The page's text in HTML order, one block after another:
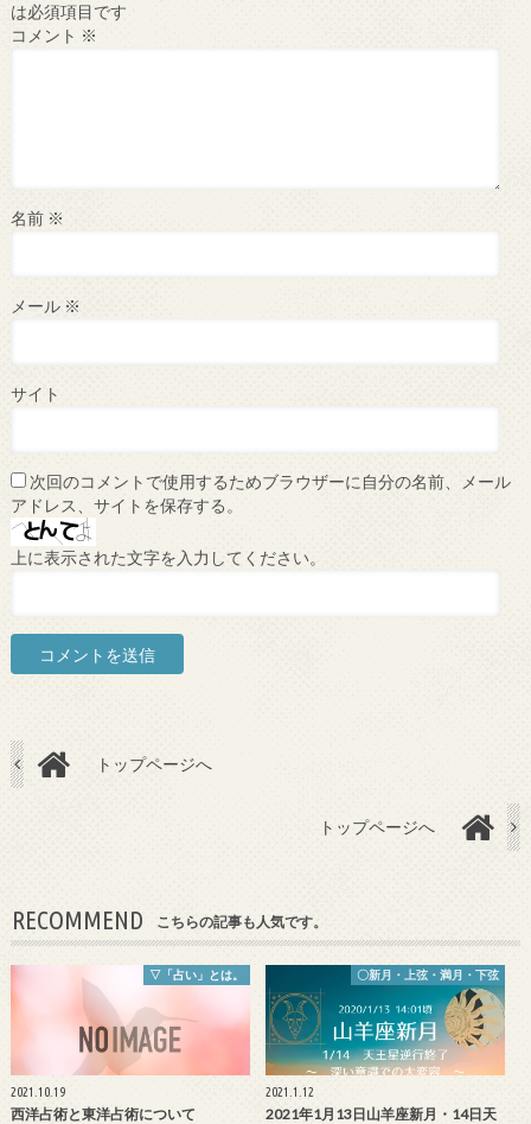
は必須項目です
コメント ※
名前 ※
メール ※
サイト
次回のコメントで使用するためブラウザーに自分の名前、メール
アドレス、サイトを保存する。
上に表示された文字を入力してください。
トップページへ
トップページへ
RECOMMEND こちらの記事も人気です。
▽「占い」とは。
2021.10.19
西洋占術と東洋占術について
〇新月・上弦・満月・下弦
2021.1.12
2021年1月13日山羊座新月・14日天